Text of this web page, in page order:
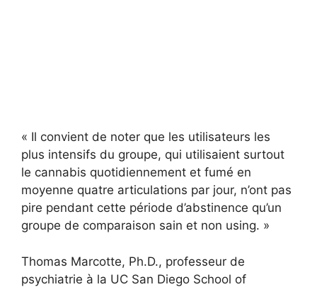
« Il convient de noter que les utilisateurs les
plus intensifs du groupe, qui utilisaient surtout
le cannabis quotidiennement et fumé en
moyenne quatre articulations par jour, n’ont pas
pire pendant cette période d’abstinence qu’un
groupe de comparaison sain et non using. »
Thomas Marcotte, Ph.D., professeur de
psychiatrie à la UC San Diego School of